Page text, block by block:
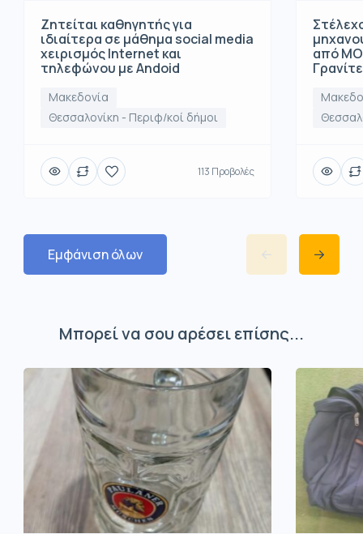
Ζητείται καθηγητής για
ιδιαίτερα σε μάθημα social media
χειρισμός Internet και
τηλεφώνου με Andoid
Μακεδονία
Θεσσαλονίκη - Περιφ/κοί δήμοι
113 Προβολές
από
Εμφάνιση όλων
Μπορεί να σου αρέσει επίσης...